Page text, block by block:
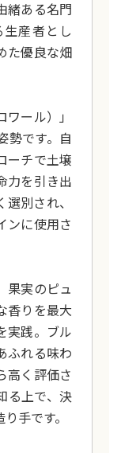
緒ある名門
産者とし
た優良な畑
ール）」
勢です。自
ーチで土壌
力を引き出
別され、
ンに使用さ
果実のピュ
香りを最大
実践。ブル
ふれる味わ
高く評価さ
る上で、決
手です。